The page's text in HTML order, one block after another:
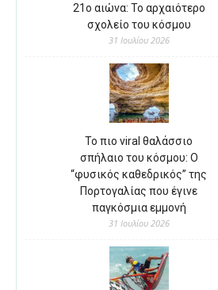
21ο αιώνα: Το αρχαιότερο
σχολείο του κόσμου
31 Ιουλίου 2026
Το πιο viral θαλάσσιο
σπήλαιο του κόσμου: Ο
“φυσικός καθεδρικός” της
Πορτογαλίας που έγινε
παγκόσμια εμμονή
31 Ιουλίου 2026